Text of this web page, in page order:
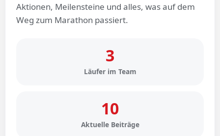
Aktionen, Meilensteine und alles, was auf dem
Weg zum Marathon passiert.
3
Läufer im Team
10
Aktuelle Beiträge